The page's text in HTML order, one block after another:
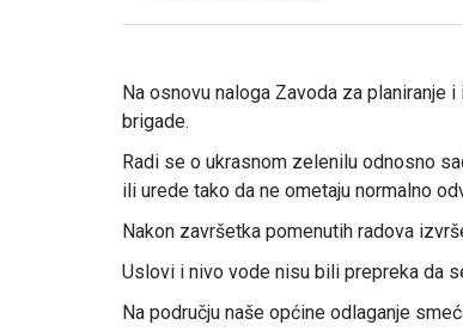
Na osnovu naloga Zavoda za planiranje
brigade.
Radi se o ukrasnom zelenilu odnosno
ili urede tako da ne ometaju normalno
Nakon završetka pomenutih radova
Uslovi i nivo vode nisu bili prepreka da
Na području naše općine odlaganje